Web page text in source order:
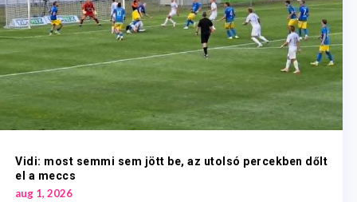
Vidi: most semmi sem jött be, az utolsó percekben dőlt
el a meccs
aug 1, 2026